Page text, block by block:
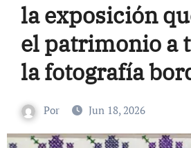
la exposición
el patrimonio a
la fotografía
Por Jun 18, 2026